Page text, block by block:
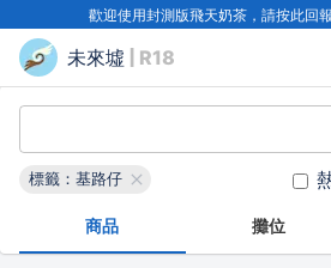
歡迎使用封測版飛天奶茶，請按此回
未來墟 | R18
標籤：基路仔
商品 攤位